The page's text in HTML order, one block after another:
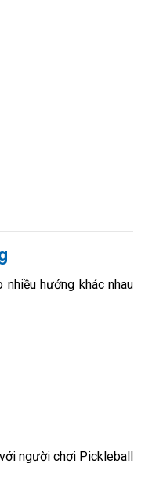
hướng khác nhau
người chơi Pickleball